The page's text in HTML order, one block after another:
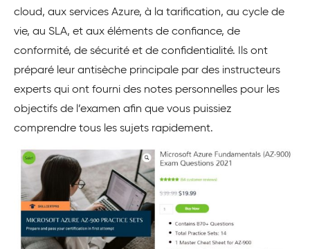
cloud, aux services Azure, à la tarification, au cycle de
vie, au SLA, et aux éléments de confiance, de
conformité, de sécurité et de confidentialité. Ils ont
préparé leur antisèche principale par des instructeurs
experts qui ont fourni des notes personnelles pour les
objectifs de l’examen afin que vous puissiez
comprendre tous les sujets rapidement.